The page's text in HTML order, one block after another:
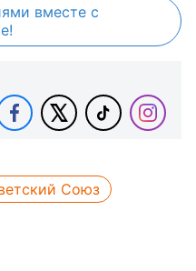
вместе с
Союз